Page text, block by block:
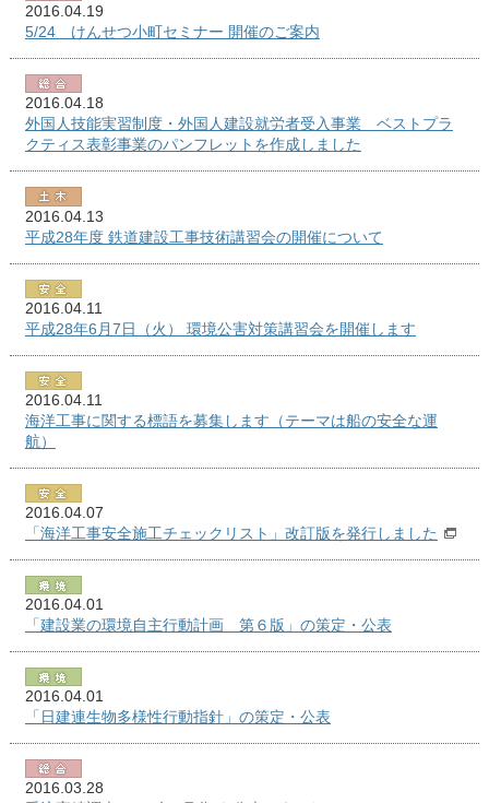
2016.04.19
5/24 けんせつ小町セミナー 開催のご案内
2016.04.18
外国人技能実習制度・外国人建設就労者受入事業 ベストプラ
クティス表彰事業のパンフレットを作成しました
2016.04.13
平成28年度 鉄道建設工事技術講習会の開催について
2016.04.11
平成28年6月7日（火） 環境公害対策講習会を開催します
2016.04.11
海洋工事に関する標語を募集します（テーマは船の安全な運
航）
2016.04.07
「海洋工事安全施工チェックリスト」改訂版を発行しました
2016.04.01
「建設業の環境自主行動計画 第６版」の策定・公表
2016.04.01
「日建連生物多様性行動指針」の策定・公表
2016.03.28